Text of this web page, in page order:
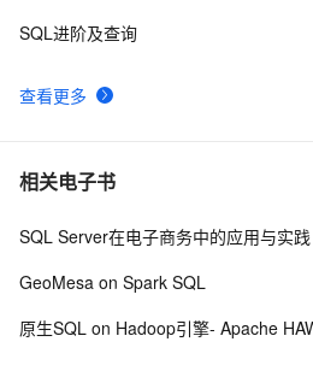
查看更多
SQL进阶及查询
相关电子书
SQL Server在电子商务中的应用与实践
GeoMesa on Spark SQL
原生SQL on Hadoop引擎- Apache